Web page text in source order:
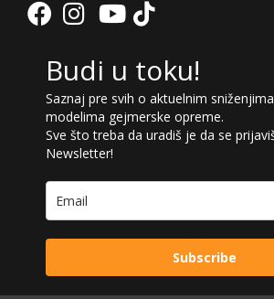
Budi u toku!
Saznaj pre svih o aktuelnim
modelima gejmerske opreme.
Sve što treba da uradiš je da se
Newsletter!
Subscribe